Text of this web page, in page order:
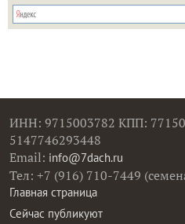
ИНН: 9715003782 КПП:
5147746293448
Email: info@7dach.ru
Тел: +7 (916) 710-7449
Главная страница
Сейчас публикуют